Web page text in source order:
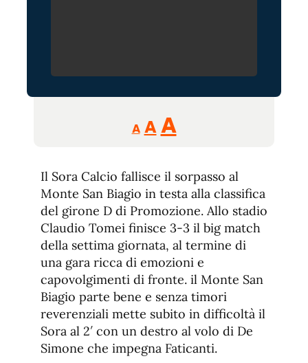
A
Reducir
tamaño
A Restablecer
de
fuente
AAumentar
de
fuente.
Il Sora Calcio fallisce il sorpasso al
Monte San Biagio in testa alla classifica
del girone D di Promozione. Allo stadio
Claudio Tomei finisce 3-3 il big match
della settima giornata, al termine di
una gara ricca di emozioni e
capovolgimenti di fronte. il Monte San
Biagio parte bene e senza timori
reverenziali mette subito in difficoltà il
Sora al 2′ con un destro al volo di De
Simone che impegna Faticanti.